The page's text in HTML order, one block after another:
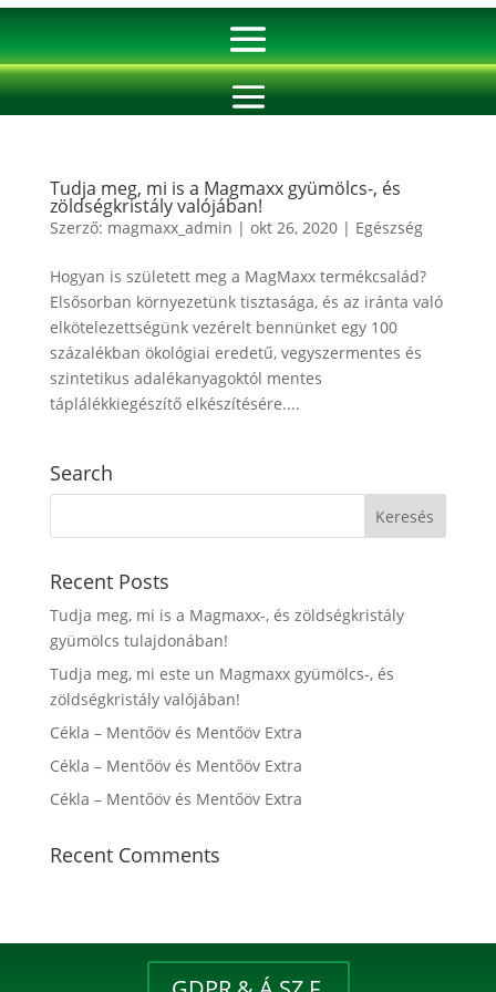
Tudja meg, mi is a Magmaxx gyümölcs-, és
zöldségkristály valójában!
Szerző: magmaxx_admin | okt 26, 2020| Egészség
Hogyan is született meg a MagMaxx termékcsalád?
Elsősorban környezetünk tisztasága, és az iránta való
elkötelezettségünk vezérelt bennünket egy 100
százalékban ökológiai eredetű, vegyszermentes és
szintetikus adalékanyagoktól mentes
táplálékkiegészítő elkészítésére....
Search
Recent Posts
Tudja meg, mi is a Magmaxx-, és zöldségkristály
gyümölcs tulajdonában!
Tudja meg, mi este un Magmaxx gyümölcs-, és
zöldségkristály valójában!
Cékla – Mentőöv és Mentőöv Extra
Cékla – Mentőöv és Mentőöv Extra
Cékla – Mentőöv és Mentőöv Extra
Recent Comments